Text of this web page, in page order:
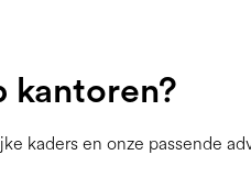
kantoren?
kaders en onze passende